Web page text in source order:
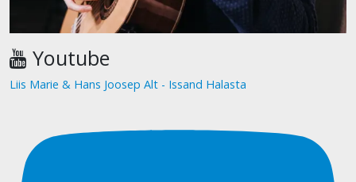
Youtube
Liis Marie & Hans Joosep Alt - Issand Halasta